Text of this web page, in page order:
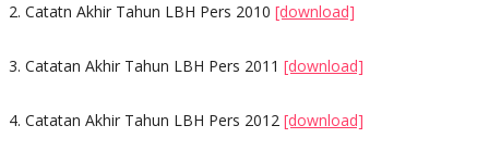
2. Catatn Akhir Tahun LBH Pers 2010 [download]
3. Catatan Akhir Tahun LBH Pers 2011 [download]
4. Catatan Akhir Tahun LBH Pers 2012 [download]